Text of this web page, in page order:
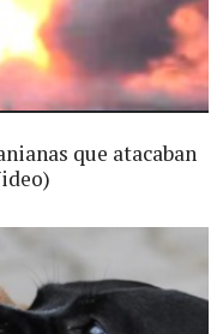
que atacaban